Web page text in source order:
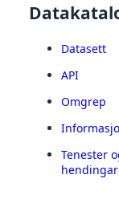
Datasett
API
Omgrep
Tenester
hendingar